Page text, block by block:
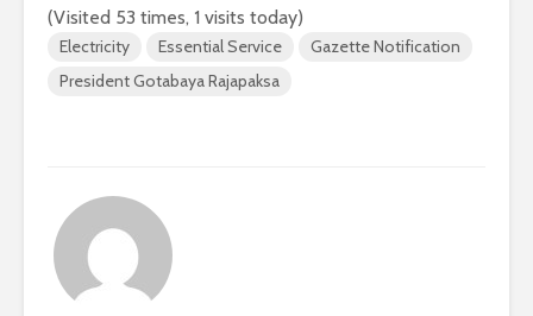
(Visited 53 times, 1 visits today)
Electricity Essential Service
Gazette Notification
President Gotabaya Rajapaksa
2026 යාවත්කාලීනය
හඳුන්වා දීමට
නියමිතයි.
උණුසුම්